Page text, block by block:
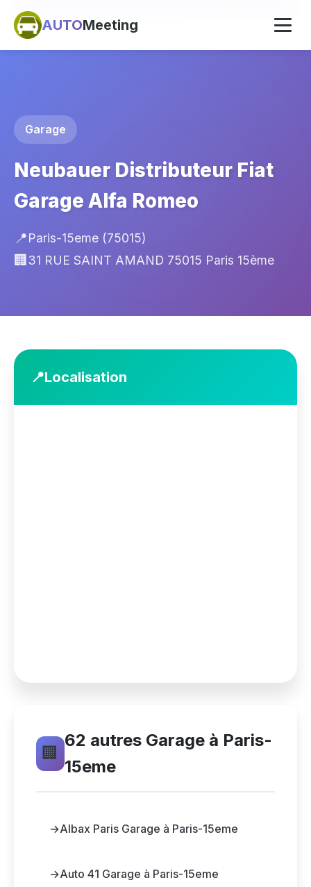
AUTOMeeting
Garage
Neubauer Distributeur Fiat
Garage Alfa Romeo
📍Paris-15eme (75015)
🏢 31 RUE SAINT AMAND 75015 Paris 15ème
📍Localisation
🏢
62 autres Garage à Paris-
15eme
→Albax Paris Garage à Paris-15eme
→Auto 41 Garage à Paris-15eme